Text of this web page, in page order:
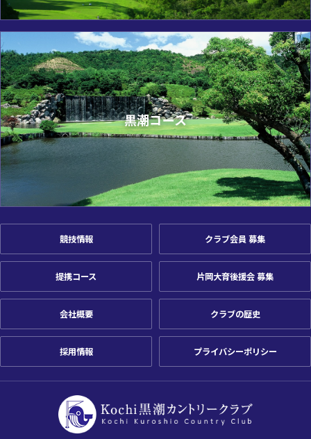
黒潮コース
競技情報 クラブ会員 募集
提携コース 片岡大育後援会 募集
会社概要 クラブの歴史
採用情報 プライバシーポリシー